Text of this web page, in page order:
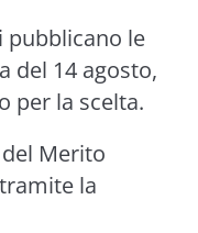
pubblicano le
del 14 agosto,
per la scelta.
Merito
la